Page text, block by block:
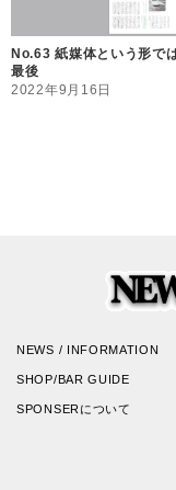
No.63 紙媒体という形で
最後
2022年9月16日
NEWS / INFORMATION
SHOP/BAR GUIDE
SPONSERについて